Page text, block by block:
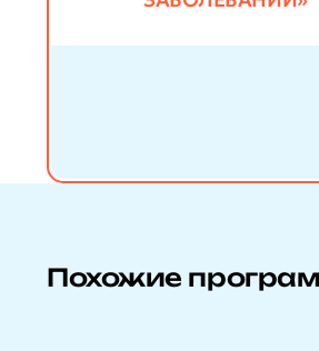
Похожие